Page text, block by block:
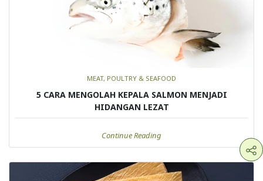
MEAT, POULTRY & SEAFOOD
5 CARA MENGOLAH KEPALA SALMON MENJADI
HIDANGAN LEZAT
Continue Reading